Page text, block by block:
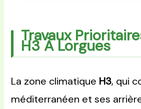
Travaux
H3 À Lorgues
La zone climatique H3, qui
méditerranéen et ses